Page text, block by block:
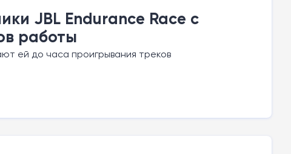
JBL Endurance Race с
работы
ей до часа проигрывания треков